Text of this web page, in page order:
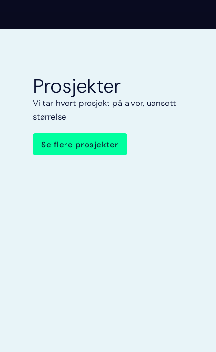
Prosjekter
Vi tar hvert prosjekt på alvor, uansett
størrelse
Se flere prosjekter